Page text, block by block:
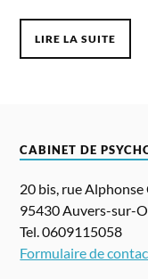
LIRE LA SUITE
CABINET DE
20 bis, rue Alphonse
95430 Auvers-sur-
Tel. 0609115058
Formulaire de